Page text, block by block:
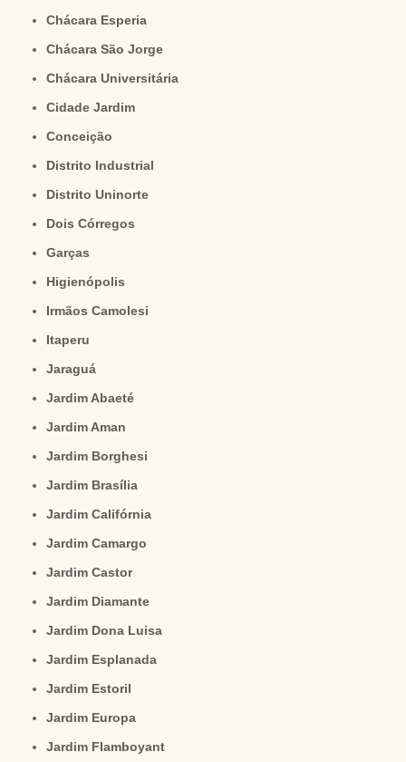
Chácara Esperia
Chácara São Jorge
Chácara Universitária
Cidade Jardim
Conceição
Distrito Industrial
Distrito Uninorte
Dois Córregos
Garças
Higienópolis
Irmãos Camolesi
Itaperu
Jaraguá
Jardim Abaeté
Jardim Aman
Jardim Borghesi
Jardim Brasília
Jardim Califórnia
Jardim Camargo
Jardim Castor
Jardim Diamante
Jardim Dona Luisa
Jardim Esplanada
Jardim Estoril
Jardim Europa
Jardim Flamboyant